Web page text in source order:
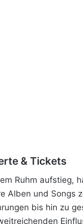
& Tickets
Ruhm aufstieg,
Alben und Songs
bis hin zu